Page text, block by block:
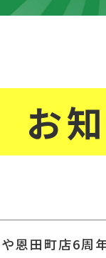
お
恩田町店6周